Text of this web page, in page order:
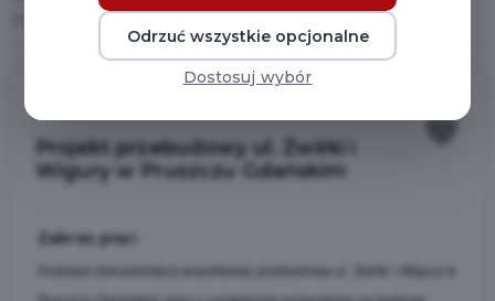
Projekt przebudowy ul. Żwirki i Wigury w Pruszczu Gdańskim
Projekt przebudowy ul. Żwirki i
Wigury w Pruszczu Gdańskim
Zakres prac:
Odrzuć wszystkie opcjonalne
Dostosuj wybór